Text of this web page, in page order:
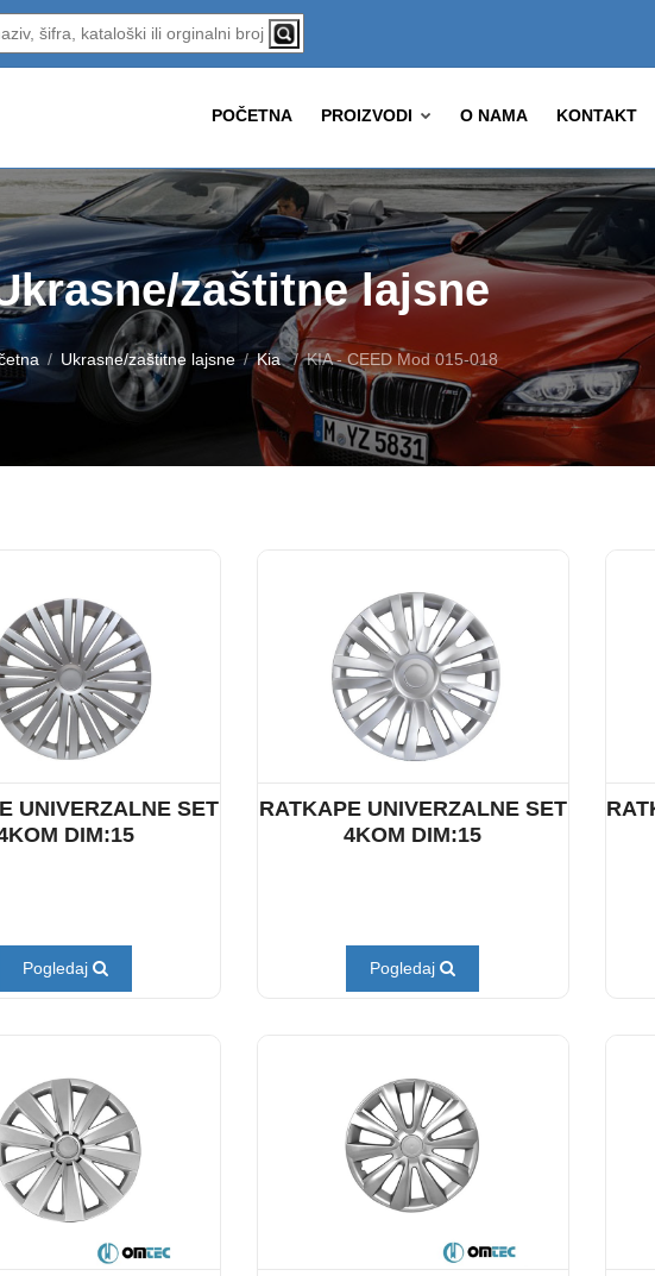
POČETNA PROIZVODI O NAMA KONTAKT
zaštitne lajsne
Ukrasne/zaštitne lajsne Kia KIA - CEED Mod 015-018
UNIVERZALNE SET
DIM:15
Pogledaj
RATKAPE UNIVERZALNE SET
4KOM DIM:15
Pogledaj